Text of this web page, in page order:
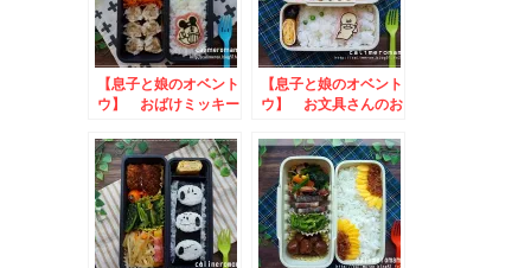
【息子と娘のオベント
ウ】 おばけミッキー
【息子と娘のオベント
ウ】 お文具さんのお